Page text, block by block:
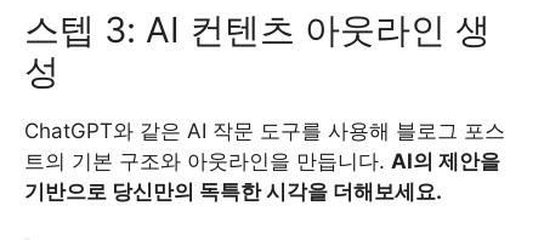
스텝 3: AI 컨텐츠 아웃라인 생
성
ChatGPT와 같은 AI 작문 도구를 사용해 블로그 포스
트의 기본 구조와 아웃라인을 만듭니다. AI의 제안을
기반으로 당신만의 독특한 시각을 더해보세요.